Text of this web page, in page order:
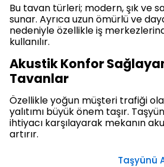
Bu tavan türleri; modern, şık ve
sunar. Ayrıca uzun ömürlü ve
nedeniyle özellikle iş
kullanılır.
Akustik Konfor
Tavanlar
Özellikle yoğun müşteri trafiği
yalıtımı büyük önem taşır.
ihtiyacı karşılayarak mekanın
artırır.
Taşyünü